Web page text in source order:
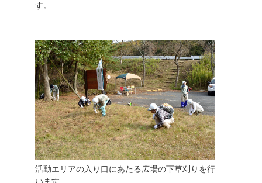
す。
活動エリアの入り口にあたる広場の下草刈りを行
います。